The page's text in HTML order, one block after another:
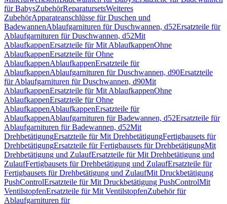
für BabysZubehörReparatursetsWeiteres
ZubehörApparateanschlüsse für Duschen und
BadewannenAblaufgarnituren für Duschwannen, d52Ersatzteile für
Ablaufgarnituren für Duschwannen, d52Mit
AblaufkappenErsatzteile für Mit AblaufkappenOhne
AblaufkappenErsatzteile für Ohne
AblaufkappenAblaufkappenErsatzteile für
AblaufkappenAblaufgarnituren für Duschwannen, d90Ersatzteile
für Ablaufgarnituren für Duschwannen, d90Mit
AblaufkappenErsatzteile für Mit AblaufkappenOhne
AblaufkappenErsatzteile für Ohne
AblaufkappenAblaufkappenErsatzteile für
AblaufkappenAblaufgarnituren für Badewannen, d52Ersatzteile für
Ablaufgarnituren für Badewannen, d52Mit
DrehbetätigungErsatzteile für Mit DrehbetätigungFertigbausets für
DrehbetätigungErsatzteile für Fertigbausets für DrehbetätigungMit
Drehbetätigung und ZulaufErsatzteile für Mit Drehbetätigung und
ZulaufFertigbausets für Drehbetätigung und ZulaufErsatzteile für
Fertigbausets für Drehbetätigung und ZulaufMit Druckbetätigung
PushControlErsatzteile für Mit Druckbetätigung PushControlMit
VentilstopfenErsatzteile für Mit VentilstopfenZubehör für
Ablaufgarnituren für